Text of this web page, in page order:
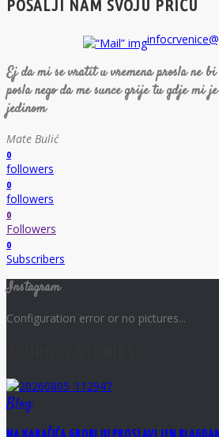
POŠALJI NAM SVOJU PRIČU
Ej da mi se vratit u vremena prosla ne
posla nego da me sunce grije tu gdje mi
jedinom
Mate Bulić
0
followers
0
followers
0
Followers
0
Subscribers
Instagram
Configuration error or no pictures...
Blog